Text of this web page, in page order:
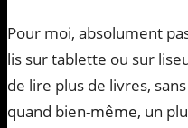
Pour moi, absolument
lis sur tablette ou sur
de lire plus de livres,
quand bien-même, un